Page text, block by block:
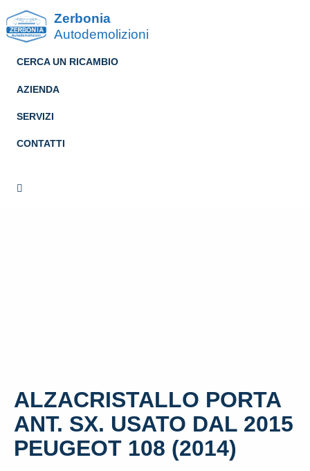
Zerbonia
Autodemolizioni
CERCA UN RICAMBIO
AZIENDA
SERVIZI
CONTATTI
ALZACRISTALLO PORTA
ANT. SX. USATO DAL 2015
PEUGEOT 108 (2014)